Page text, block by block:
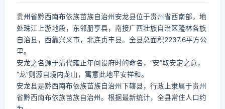
贵州省黔西南布依族苗族自治州安龙县位于贵州省西南部，地
处珠江上游地段，东邻册亨县，南接广西壮族自治区隆林各族
自治县，西靠兴义市，北连贞丰县。全县总面积2237.6平方公
里。
安龙之名源于清代雍正年间设府时的命名，“安”取安定之意，
“龙”则源自境内龙山，寓意此地平安祥和。
安龙县是黔西南布依族苗族自治州下辖县，行政上隶属于贵州
省黔西南布依族苗族自治州。根据最新统计，全县常住人口约